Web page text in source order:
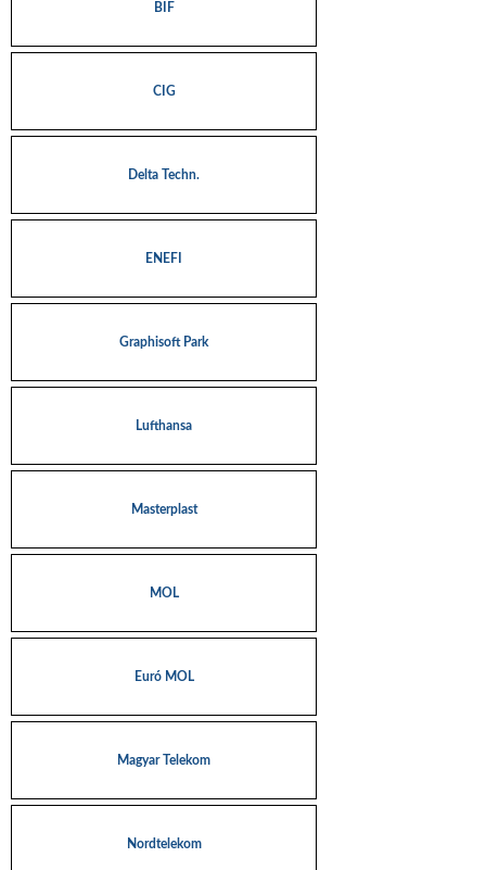
BIF
CIG
Delta Techn.
ENEFI
Graphisoft Park
Lufthansa
Masterplast
MOL
Euró MOL
Magyar Telekom
Nordtelekom